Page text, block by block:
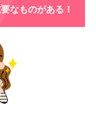
なものがある！